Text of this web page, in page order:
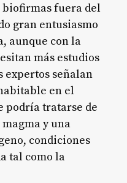
biofirmas fuera del
gran entusiasmo
aunque con la
más estudios
señalan
en el
podría tratarse de
y una
condiciones
tal como la